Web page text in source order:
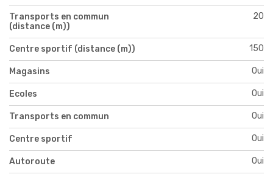
Transports en commun
(distance (m))
20
Centre sportif (distance (m)) 150
Magasins Oui
Ecoles Oui
Transports en commun Oui
Centre sportif Oui
Autoroute Oui